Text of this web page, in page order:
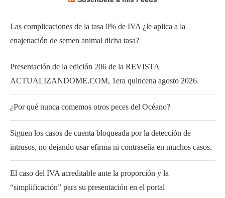
Las complicaciones de la tasa 0% de IVA ¿le aplica a la
enajenación de semen animal dicha tasa?
Presentación de la edición 206 de la REVISTA
ACTUALIZANDOME.COM, 1era quincena agosto 2026.
¿Por qué nunca comemos otros peces del Océano?
Siguen los casos de cuenta bloqueada por la detección de
intrusos, no dejando usar efirma ni contraseña en muchos casos.
El caso del IVA acreditable ante la proporción y la
“simplificación” para su presentación en el portal